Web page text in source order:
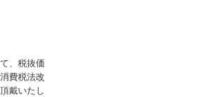
、税抜価
費税法改
戴いたし